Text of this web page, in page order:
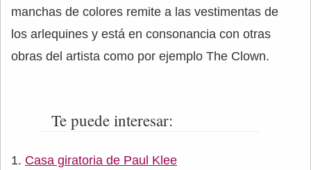
manchas de colores remite a las vestimentas de
los arlequines y está en consonancia con otras
obras del artista como por ejemplo The Clown.
Te puede interesar:
Casa giratoria de Paul Klee